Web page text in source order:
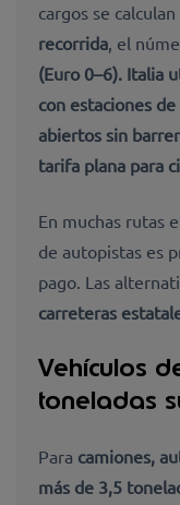
cargos se
recorrida, el
(Euro 0–6). Italia
con estaciones
abiertos sin
tarifa plana para
En muchas rutas
de autopistas es
pago. Las
carreteras
Vehículos
toneladas
Para camiones,
más de 3,5